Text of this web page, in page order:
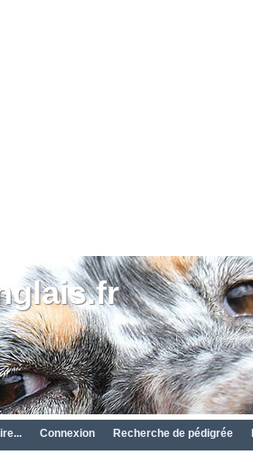
Connexion Recherche de pédigrée